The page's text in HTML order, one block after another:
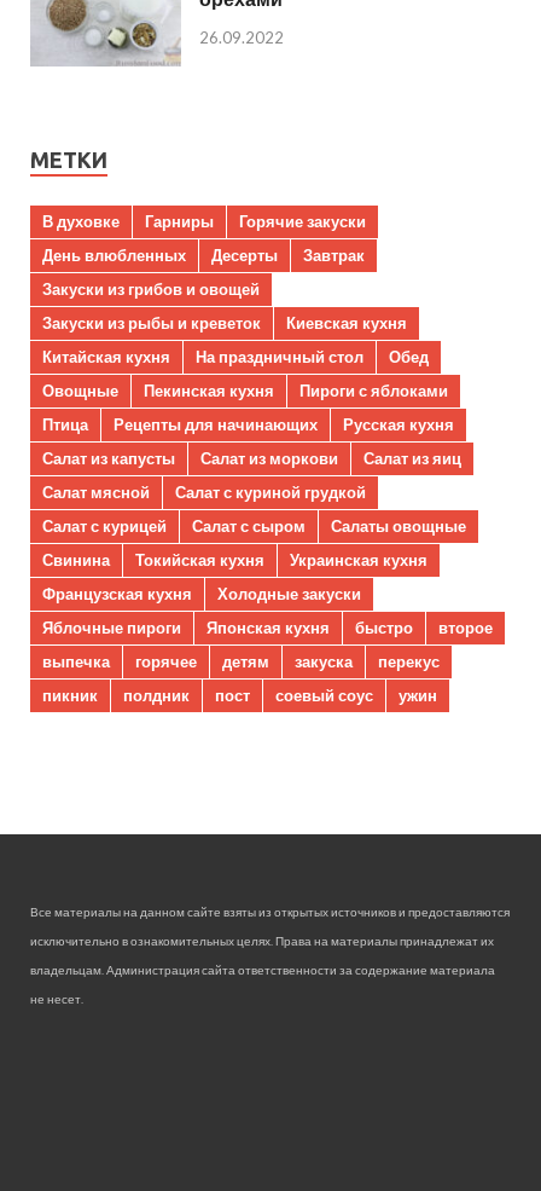
26.09.2022
МЕТКИ
В духовке Гарниры
Горячие закуски
День влюбленных
Десерты
Завтрак
Закуски из грибов и овощей
Закуски из рыбы и креветок
Киевская кухня
Китайская кухня
На праздничный стол
Обед
Овощные
Пекинская кухня
Пироги с яблоками
Птица
Рецепты для начинающих
Русская кухня
Салат из капусты
Салат из моркови
Салат из яиц
Салат мясной
Салат с куриной грудкой
Салат с курицей
Салат с сыром
Салаты овощные
Свинина
Токийская кухня
Украинская кухня
Французская кухня
Холодные закуски
Яблочные пироги
Японская кухня быстро
второе
выпечка
горячее детям закуска
перекус
пикник
полдник пост соевый соус ужин
Все материалы на данном сайте взяты из открытых источников и предоставляются
исключительно в ознакомительных целях. Права на материалы принадлежат их
владельцам. Администрация сайта ответственности за содержание материала
не несет.